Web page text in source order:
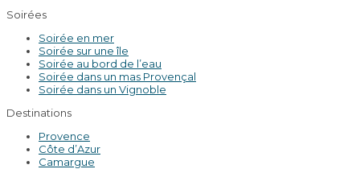
Soirées
Soirée en mer
Soirée sur une île
Soirée au bord de l’eau
Soirée dans un mas Provençal
Soirée dans un Vignoble
Destinations
Provence
Côte d’Azur
Camargue